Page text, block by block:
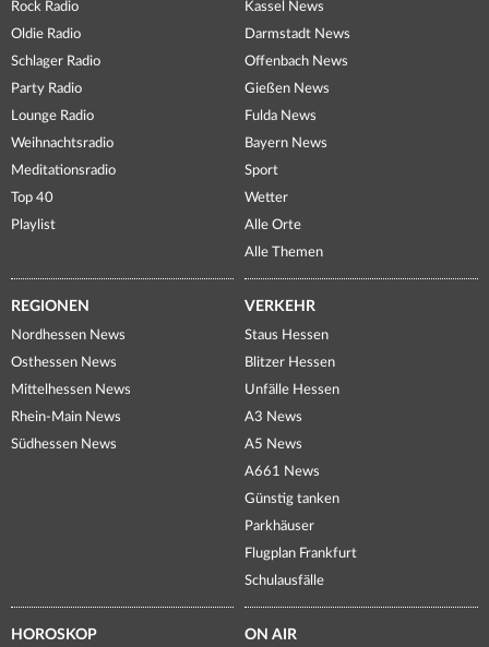
Rock Radio
Oldie Radio
Schlager Radio
Party Radio
Lounge Radio
Weihnachtsradio
Meditationsradio
Top 40
Playlist
Kassel News
Darmstadt News
Offenbach News
Gießen News
Fulda News
Bayern News
Sport
Wetter
Alle Orte
Alle Themen
REGIONEN
Nordhessen News
Osthessen News
Mittelhessen News
Rhein-Main News
Südhessen News
VERKEHR
Staus Hessen
Blitzer Hessen
Unfälle Hessen
A3 News
A5 News
A661 News
Günstig tanken
Parkhäuser
Flugplan Frankfurt
Schulausfälle
HOROSKOP ON AIR